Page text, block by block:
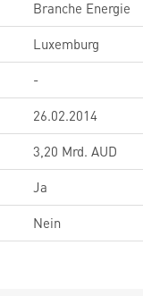
Branche Energie
Luxemburg
-
26.02.2014
3,20 Mrd. AUD
Ja
Nein